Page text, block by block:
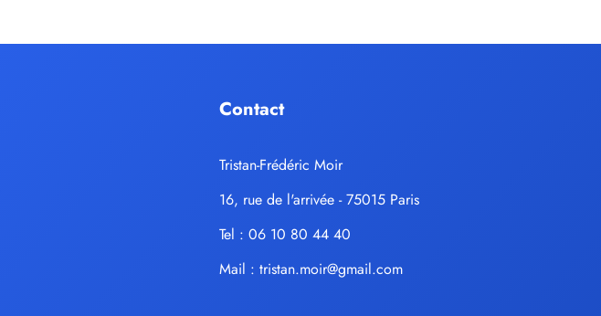
Contact
Tristan-Frédéric Moir
16, rue de l'arrivée - 75015 Paris
Tel : 06 10 80 44 40
Mail :tristan.moir@gmail.com